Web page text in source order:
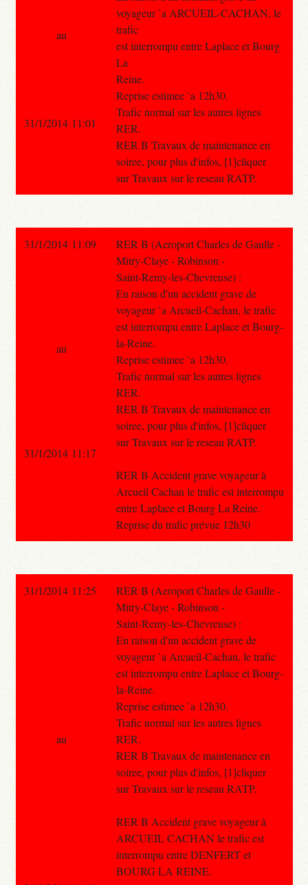
voyageur `a ARCUEIL-CACHAN, le
trafic
est interrompu entre Laplace et Bourg
La
Reine.
Reprise estimee `a 12h30.
Trafic normal sur les autres lignes
RER.
RER B Travaux de maintenance en
soiree, pour plus d'infos, [1]cliquer
sur Travaux sur le reseau RATP.
au
31/1/2014 11:01
31/1/2014 11:09
RER B (Aeroport Charles de Gaulle -
Mitry-Claye - Robinson -
Saint-Remy-les-Chevreuse) :
En raison d'un accident grave de
voyageur `a Arcueil-Cachan, le trafic
est interrompu entre Laplace et Bourg-
la-Reine.
Reprise estimee `a 12h30.
Trafic normal sur les autres lignes
RER.
RER B Travaux de maintenance en
soiree, pour plus d'infos, [1]cliquer
sur Travaux sur le reseau RATP.
RER B Accident grave voyageur à
Arcueil Cachan le trafic est interrompu
entre Laplace et Bourg La Reine.
Reprise du trafic prévue 12h30
au
31/1/2014 11:17
31/1/2014 11:25
RER B (Aeroport Charles de Gaulle -
Mitry-Claye - Robinson -
Saint-Remy-les-Chevreuse) :
En raison d'un accident grave de
voyageur `a Arcueil-Cachan, le trafic
est interrompu entre Laplace et Bourg-
la-Reine.
Reprise estimee `a 12h30.
Trafic normal sur les autres lignes
RER.
RER B Travaux de maintenance en
soiree, pour plus d'infos, [1]cliquer
sur Travaux sur le reseau RATP.
RER B Accident grave voyageur à
ARCUEIL CACHAN le trafic est
interrompu entre DENFERT et
BOURG LA REINE.
au